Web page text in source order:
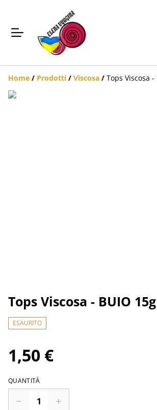
Home / Prodotti / Viscosa / Tops Viscosa -
Tops Viscosa - BUIO 15g
ESAURITO
1,50 €
QUANTITÀ